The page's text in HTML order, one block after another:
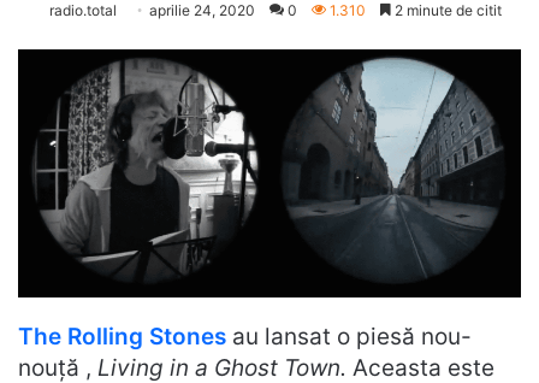
radio.total aprilie 24, 2020 0 1.310 2 minute de citit
The Rolling Stones au lansat o piesă nou-
nouță , Living in a Ghost Town. Aceasta este